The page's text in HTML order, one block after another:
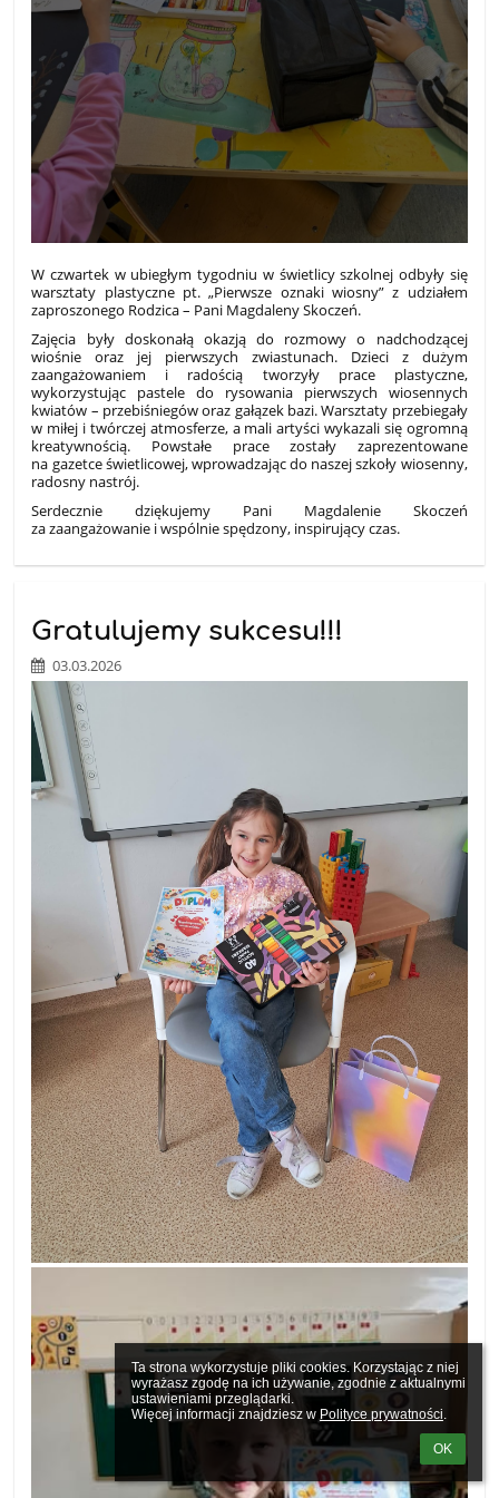
Ta strona wykorzystuje pliki cookies. Korzystając z niej
wyrażasz zgodę na ich używanie, zgodnie z aktualnymi
ustawieniami przeglądarki.
Więcej informacji znajdziesz w Polityce prywatności.
OK
W czwartek w ubiegłym tygodniu w świetlicy szkolnej odbyły się
warsztaty plastyczne pt. „Pierwsze oznaki wiosny” z udziałem
zaproszonego Rodzica – Pani Magdaleny Skoczeń.
Zajęcia były doskonałą okazją do rozmowy o nadchodzącej
wiośnie oraz jej pierwszych zwiastunach. Dzieci z dużym
zaangażowaniem i radością tworzyły prace plastyczne,
wykorzystując pastele do rysowania pierwszych wiosennych
kwiatów – przebiśniegów oraz gałązek bazi. Warsztaty przebiegały
w miłej i twórczej atmosferze, a mali artyści wykazali się ogromną
kreatywnością. Powstałe prace zostały zaprezentowane
na gazetce świetlicowej, wprowadzając do naszej szkoły wiosenny,
radosny nastrój.
Serdecznie dziękujemy Pani Magdalenie Skoczeń
za zaangażowanie i wspólnie spędzony, inspirujący czas.
Gratulujemy sukcesu!!!
03.03.2026